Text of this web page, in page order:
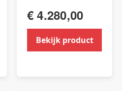
€ 4.280,00
Bekijk product